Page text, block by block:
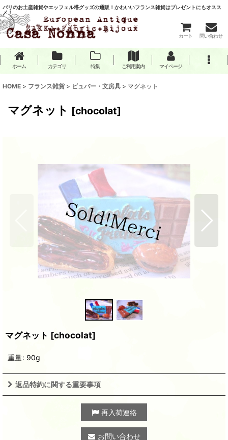
パリのお土産雑貨やエッフェル塔グッズの通販！かわいいフランス雑貨はプレゼントにもオスス
メ！
カート 問い合わせ
ホーム カテゴリ 特集 ご利用案内 マイページ
HOME > フランス雑貨 > ビュバー・文房具 > マグネット
マグネット [chocolat]
マグネット [chocolat]
重量: 90g
返品特約に関する重要事項
再入荷連絡
お問い合わせ